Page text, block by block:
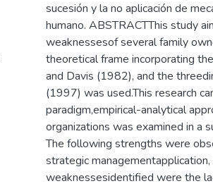
sucesión y la no aplicación de
humano. ABSTRACTThis study
weaknessesof several family
theoretical frame incorporating
and Davis (1982), and the
(1997) was used.This research
paradigm,empirical-analytical
organizations was examined in a
The following strengths were
strategic
weaknessesidentified were the